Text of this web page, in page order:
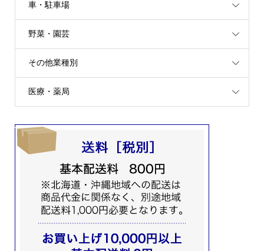
車・駐車場
野菜・園芸
その他業種別
医療・薬局